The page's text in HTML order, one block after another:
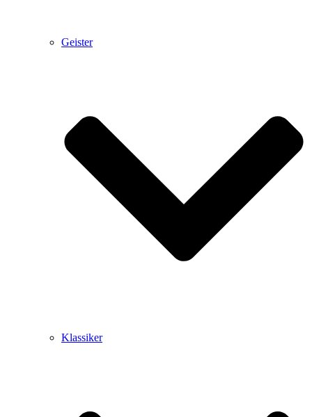
Geister
Klassiker